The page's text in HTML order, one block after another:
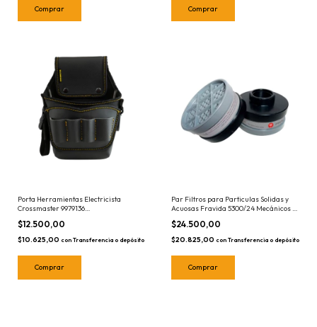
Porta Herramientas Electricista
Crossmaster 9979136
Portaherramientas
$12.500,00
$10.625,00 con Transferencia o depósito
Par Filtros para Particulas Solidas y
Acuosas Fravida 5300/24 Mecánicos a
Rosca
$24.500,00
$20.825,00 con Transferencia o depósito